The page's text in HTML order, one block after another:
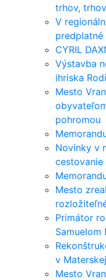
trhov,
V
CYRIL
Výstavba
ihriska
Mesto
pohromou
Novinky v
cestovanie
Mesto
Primátor
Samuelom
v
Mesto